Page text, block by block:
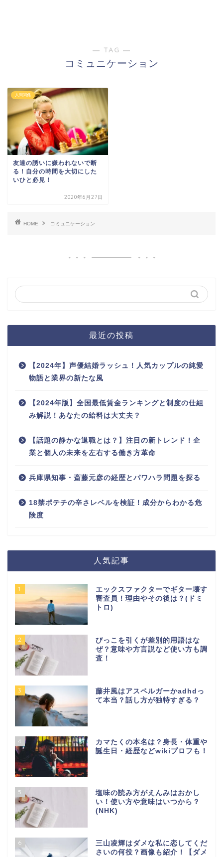
― TAG ―
コミュニケーション
人間関係
友達の誘いに嫌われないで断
る！自分の時間を大切にした
いひと必見！
2020年6月27日
HOME コミュニケーション
最近の投稿
【2024年】声優結婚ラッシュ！人気カップルの純愛
物語と業界の新たな風
【2024年版】全国最低賃金ランキングと制度の仕組
み解説！あなたの給料は大丈夫？
【話題の静かな退職とは？】注目の新トレンド！企
業と個人の未来を左右する働き方革命
兵庫県知事・斎藤元彦の経歴とパワハラ問題を探る
18禁ポテチの辛さレベルを検証！成分からわかる危
険度
人気記事
1
エックスファクターでギター壊す
審査員！理由やその後は？(ドミ
トロ)
2
びっこを引くが差別的用語はな
ぜ？意味や方言説など使い方も調
査！
3
藤井風はアスペルガーかadhdっ
て本当？話し方が独特すぎる？
4
カマたくの本名は？身長・体重や
誕生日・経歴などwikiプロフも！
5
塩味の読み方がえんみはおかし
い！使い方や意味はいつから？
(NHK)
6
三山凌輝はダメな私に恋してくだ
さいの何役？画像も紹介！【ダメ